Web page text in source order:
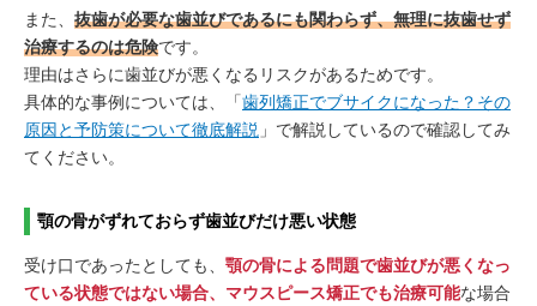
また、 抜歯が必要な歯並びであるにも関わらず、無理に抜歯せず
治療するのは危険です。
理由はさらに歯並びが悪くなるリスクがあるためです。
具体的な事例については、「歯列矯正でブサイクになった？その
原因と予防策について徹底解説 」で解説しているので確認してみ
てください。
顎の骨がずれておらず歯並びだけ悪い状態
受け口であったとしても、 顎の骨による問題で歯並びが悪くなっ
ている状態ではない場合、マウスピース矯正でも治療可能な場合